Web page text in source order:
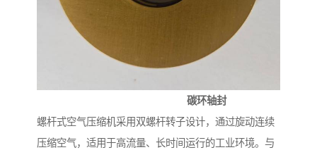
碳环轴封
螺杆式空气压缩机采用双螺杆转子设计，通过旋动连续
压缩空气，适用于高流量、长时间运行的工业环境。与